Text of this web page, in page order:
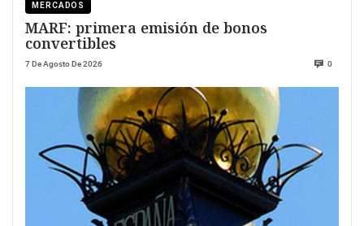
MERCADOS
MARF: primera emisión de bonos
convertibles
7 De Agosto De 2026 0